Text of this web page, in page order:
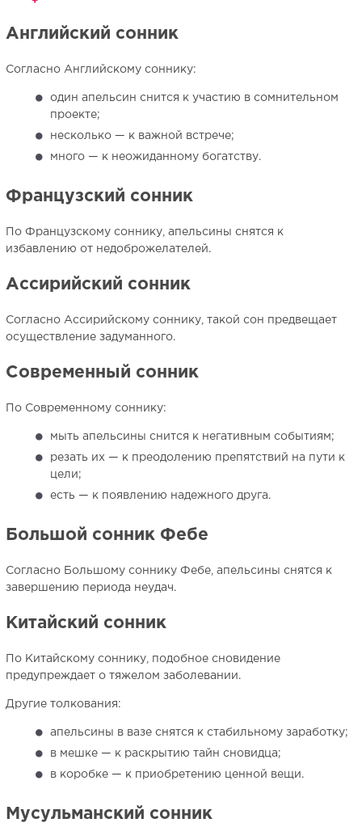
Английский сонник
Согласно Английскому соннику:
один апельсин снится к участию в сомнительном
проекте;
несколько — к важной встрече;
много — к неожиданному богатству.
Французский сонник
По Французскому соннику, апельсины снятся к
избавлению от недоброжелателей.
Ассирийский сонник
Согласно Ассирийскому соннику, такой сон предвещает
осуществление задуманного.
Современный сонник
По Современному соннику:
мыть апельсины снится к негативным событиям;
резать их — к преодолению препятствий на пути к
цели;
есть — к появлению надежного друга.
Большой сонник Фебе
Согласно Большому соннику Фебе, апельсины снятся к
завершению периода неудач.
Китайский сонник
По Китайскому соннику, подобное сновидение
предупреждает о тяжелом заболевании.
Другие толкования:
апельсины в вазе снятся к стабильному заработку;
в мешке — к раскрытию тайн сновидца;
в коробке — к приобретению ценной вещи.
Мусульманский сонник